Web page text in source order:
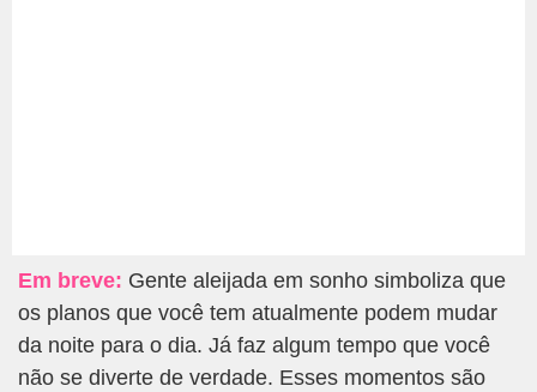
Em breve: Gente aleijada em sonho simboliza que
os planos que você tem atualmente podem mudar
da noite para o dia. Já faz algum tempo que você
não se diverte de verdade. Esses momentos são